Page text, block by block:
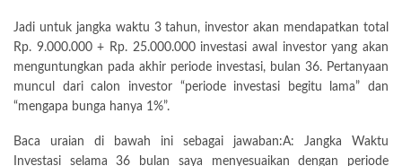
Jadi untuk jangka waktu 3 tahun, investor akan mendapatkan total
Rp. 9.000.000 + Rp. 25.000.000 investasi awal investor yang akan
menguntungkan pada akhir periode investasi, bulan 36. Pertanyaan
muncul dari calon investor “periode investasi begitu lama” dan
“mengapa bunga hanya 1%”.
Baca uraian di bawah ini sebagai jawaban:A: Jangka Waktu
Investasi selama 36 bulan saya menyesuaikan dengan periode